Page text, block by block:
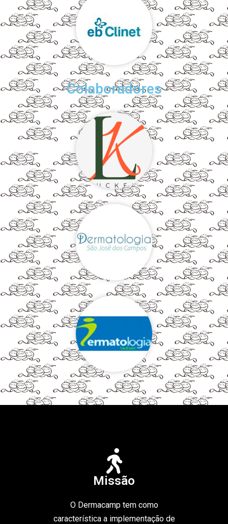
Colaboradores
Missão
O Dermacamp tem como
característica a implementação de